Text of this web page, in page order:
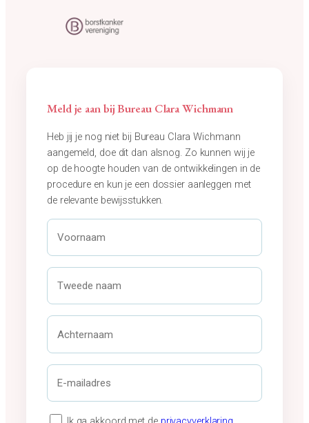
Meld je aan bij Bureau Clara Wichmann
Heb jij je nog niet bij Bureau Clara Wichmann
aangemeld, doe dit dan alsnog. Zo kunnen wij je
op de hoogte houden van de ontwikkelingen in de
procedure en kun je een dossier aanleggen met
de relevante bewijsstukken.
V
o
r
a
a
*
T
e
e
e
n
a
m
A
h
t
r
n
E
m
aP